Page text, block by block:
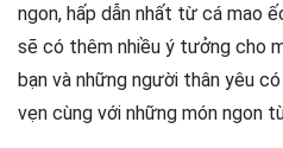
ngon, hấp dẫn nhất từ cá mao
sẽ có thêm nhiều ý tưởng cho
bạn và những người thân yêu
vẹn cùng với những món ngon